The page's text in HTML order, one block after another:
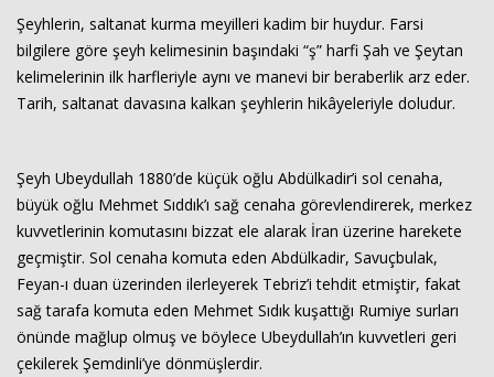
Şeyhlerin, saltanat kurma meyilleri kadim bir huydur. Farsi
bilgilere göre şeyh kelimesinin başındaki “ş” harfi Şah ve Şeytan
kelimelerinin ilk harfleriyle aynı ve manevi bir beraberlik arz eder.
Tarih, saltanat davasına kalkan şeyhlerin hikâyeleriyle doludur.
Şeyh Ubeydullah 1880’de küçük oğlu Abdülkadir’i sol cenaha,
büyük oğlu Mehmet Sıddık’ı sağ cenaha görevlendirerek, merkez
kuvvetlerinin komutasını bizzat ele alarak İran üzerine harekete
geçmiştir. Sol cenaha komuta eden Abdülkadir, Savuçbulak,
Feyan-ı duan üzerinden ilerleyerek Tebriz’i tehdit etmiştir, fakat
sağ tarafa komuta eden Mehmet Sıdık kuşattığı Rumiye surları
önünde mağlup olmuş ve böylece Ubeydullah’ın kuvvetleri geri
çekilerek Şemdinli’ye dönmüşlerdir.